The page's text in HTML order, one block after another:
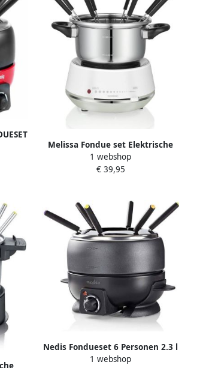
Melissa Fondue set Elektrische
Fondue 8 personen 2 liter 1200W
Met Sausring en 8 Vorken
1 webshop
€ 39,95
Nedis Fondueset 6 Personen 2.3 l
Regelbare temperatuur 800 W
1 webshop